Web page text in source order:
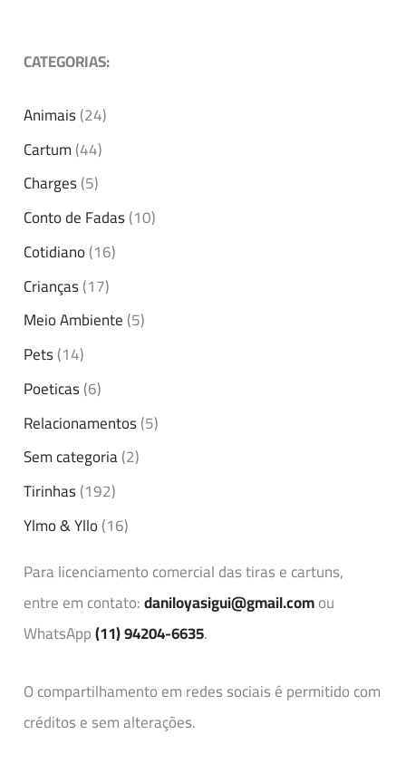
CATEGORIAS:
Animais(24)
Cartum(44)
Charges(5)
Conto de Fadas(10)
Cotidiano(16)
Crianças(17)
Meio Ambiente(5)
Pets(14)
Poeticas(6)
Relacionamentos(5)
Sem categoria(2)
Tirinhas(192)
Ylmo & Yllo(16)
Para licenciamento comercial das tiras e cartuns,
entre em contato:daniloyasigui@gmail.comou
WhatsApp(11) 94204-6635.
O compartilhamento em redes sociais é permitido com
créditos e sem alterações.